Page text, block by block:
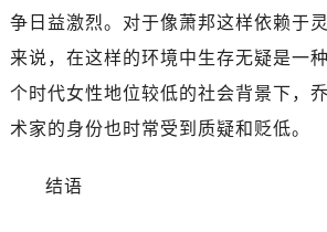
争日益激烈。对于像萧邦这样依赖于
来说，在这样的环境中生存无疑是一
个时代女性地位较低的社会背景下，
术家的身份也时常受到质疑和贬低。
结语